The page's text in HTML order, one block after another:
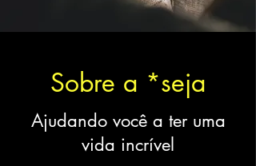
Sobre a *seja
Ajudando você a ter uma
vida incrível